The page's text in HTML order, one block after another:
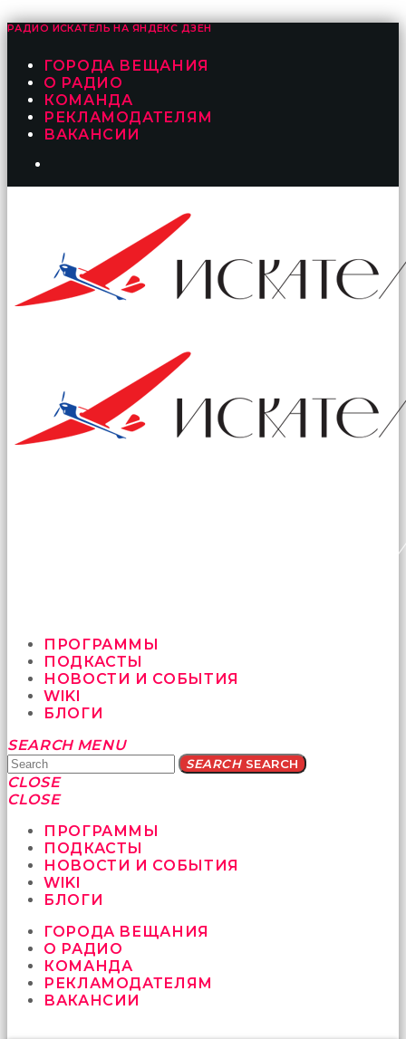
РАДИО ИСКАТЕЛЬ НА ЯНДЕКС ДЗЕН
ГОРОДА ВЕЩАНИЯ
О РАДИО
КОМАНДА
РЕКЛАМОДАТЕЛЯМ
ВАКАНСИИ
ПРОГРАММЫ
ПОДКАСТЫ
НОВОСТИ И СОБЫТИЯ
WIKI
БЛОГИ
Yatağa
bile
geçmeye
fırsat
sikici
kocalar
güzel
karıları
öttürüyor
sex
hikayeleri
SEARCH MENU
SEARCHSEARCH
CLOSE
CLOSE
ПРОГРАММЫ
ПОДКАСТЫ
НОВОСТИ И СОБЫТИЯ
WIKI
БЛОГИ
ГОРОДА ВЕЩАНИЯ
О РАДИО
КОМАНДА
РЕКЛАМОДАТЕЛЯМ
ВАКАНСИИ